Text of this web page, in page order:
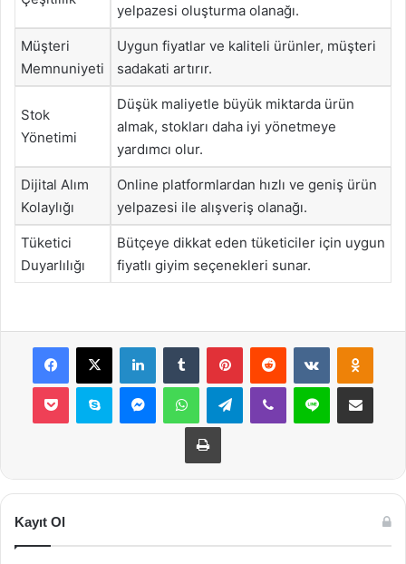
yelpazesi oluşturma olanağı.
Müşteri
Memnuniyeti
Uygun fiyatlar ve kaliteli ürünler, müşteri
sadakati artırır.
Stok
Yönetimi
Düşük maliyetle büyük miktarda ürün
almak, stokları daha iyi yönetmeye
yardımcı olur.
Dijital Alım
Kolaylığı
Online platformlardan hızlı ve geniş ürün
yelpazesi ile alışveriş olanağı.
Tüketici
Duyarlılığı
Bütçeye dikkat eden tüketiciler için uygun
fiyatlı giyim seçenekleri sunar.
Facebook
X LinkedInTumblr PinterestReddit VKontakte
Pocket Skype MessengerWhatsAppTelegramViber Line E-Posta ile
Yazdır
Kayıt Ol